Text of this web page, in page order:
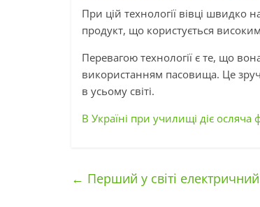
При цій технології вівці швидко
продукт, що користується
Перевагою технології є те, що
використанням пасовища. Це
в усьому світі.
В Україні при училищі діє осляча
← Перший у світі